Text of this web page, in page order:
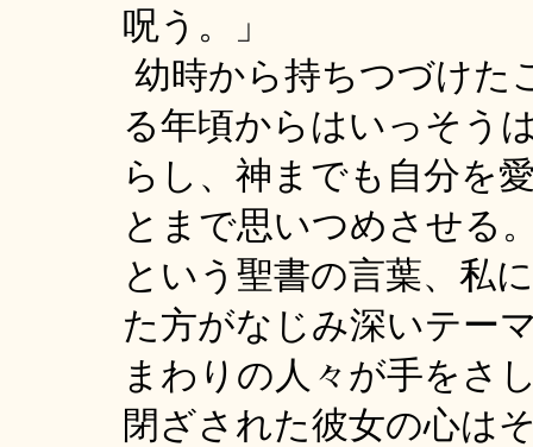
呪う。」
幼時から持ちつづけた
る年頃からはいっそう
らし、神までも自分を
とまで思いつめさせる
という聖書の言葉、私
た方がなじみ深いテー
まわりの人々が手をさ
閉ざされた彼女の心は